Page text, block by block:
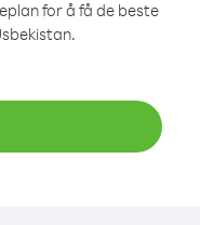
for å få de beste